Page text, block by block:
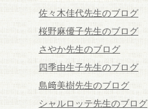
佐々木佳代先生のブログ
桜野麻優子先生のブログ
さやか先生のブログ
四季由生子先生のブログ
島﨑美樹先生のブログ
シャルロッテ先生のブログ